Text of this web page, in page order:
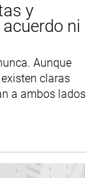
y
ni
Aunque
claras
a ambos lados